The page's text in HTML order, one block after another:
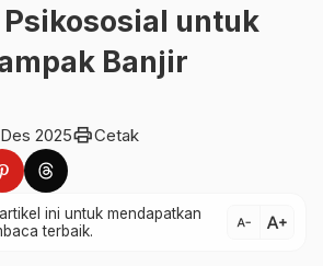
untuk
Banjir
2025printCetak
ini untuk mendapatkan
terbaik.
text_decrease text_increase